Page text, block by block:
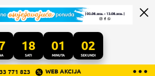
18
SATI
01
MINUTA
02
SEKUNDI
...
● ● ●
771 823 WEB AKCIJA